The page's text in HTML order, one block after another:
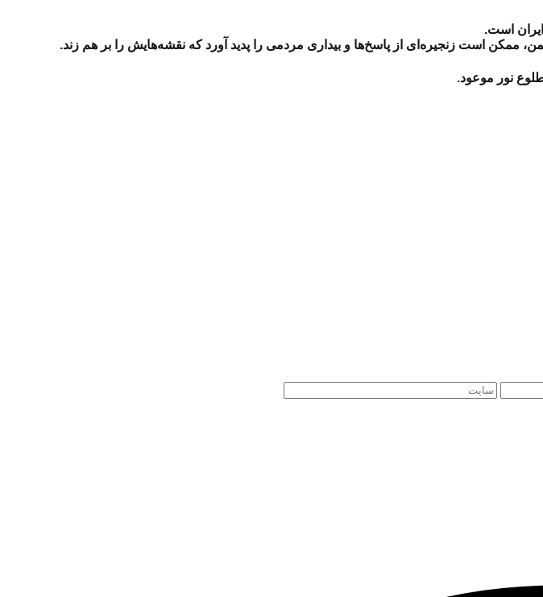
است.
ممکن است زنجیره‌ای از پاسخ‌ها و بیداری مردمی را پدید آورد که نقشه‌هایش را بر هم زند.
نور موعود.